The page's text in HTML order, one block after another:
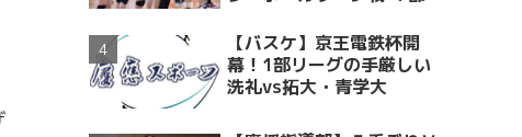
【バスケ】京王電鉄杯開
幕！1部リーグの手厳しい
洗礼vs拓大・青学大